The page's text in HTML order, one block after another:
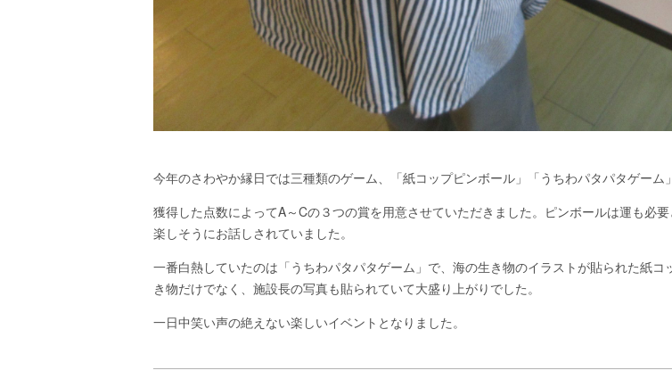
今年のさわやか縁日では三種類のゲーム、「紙コップピンボール」「うちわパタパタゲーム
獲得した点数によってA～Cの３つの賞を用意させていただきました。ピンボールは運も必
楽しそうにお話しされていました。
一番白熱していたのは「うちわパタパタゲーム」で、海の生き物のイラストが貼られた紙
き物だけでなく、施設長の写真も貼られていて大盛り上がりでした。
一日中笑い声の絶えない楽しいイベントとなりました。